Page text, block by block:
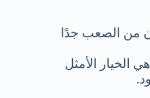
من الصعب جدًا
الخيار الأمثل